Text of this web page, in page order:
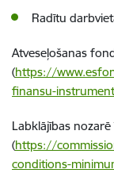
Radītu
Atveseļošanas
(https://
finansu-
Labklājības
(https://
conditions-